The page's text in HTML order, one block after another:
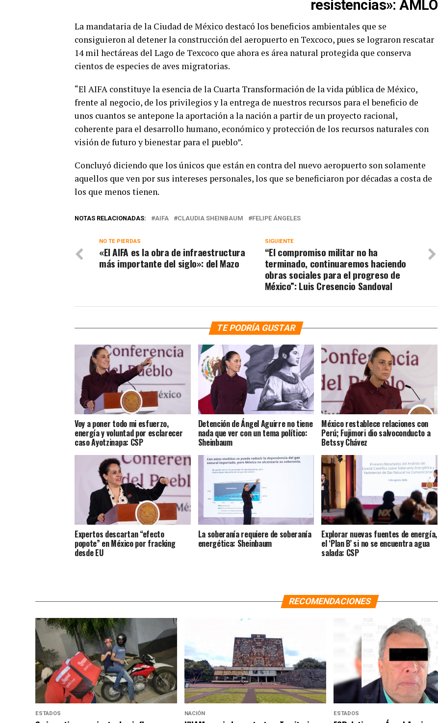
resistencias»: AMLO
La mandataria de la Ciudad de México destacó los beneficios ambientales que se
consiguieron al detener la construcción del aeropuerto en Texcoco, pues se lograron rescatar
14 mil hectáreas del Lago de Texcoco que ahora es área natural protegida que conserva
cientos de especies de aves migratorias.
“El AIFA constituye la esencia de la Cuarta Transformación de la vida pública de México,
frente al negocio, de los privilegios y la entrega de nuestros recursos para el beneficio de
unos cuantos se antepone la aportación a la nación a partir de un proyecto racional,
coherente para el desarrollo humano, económico y protección de los recursos naturales con
visión de futuro y bienestar para el pueblo”.
Concluyó diciendo que los únicos que están en contra del nuevo aeropuerto son solamente
aquellos que ven por sus intereses personales, los que se beneficiaron por décadas a costa de
los que menos tienen.
NOTAS RELACIONADAS: AIFA CLAUDIA SHEINBAUM FELIPE ÁNGELES
SIGUIENTE
“El compromiso militar no ha
terminado, continuaremos haciendo
obras sociales para el progreso de
México”: Luis Cresencio Sandoval
NO TE PIERDAS
«El AIFA es la obra de infraestructura
más importante del siglo»: del Mazo
TE PODRÍA GUSTAR
Voy a poner todo mi esfuerzo,
energía y voluntad por esclarecer
caso Ayotzinapa: CSP
Detención de Ángel Aguirre no tiene
nada que ver con un tema político:
Sheinbaum
México restablece relaciones con
Perú; Fujimori dio salvoconducto a
Betssy Chávez
Expertos descartan “efecto
popote” en México por fracking
desde EU
La soberanía requiere de soberanía
energética: Sheinbaum
Explorar nuevas fuentes de energía,
el ‘Plan B’ si no se encuentra agua
salada: CSP
RECOMENDACIONES
ESTADOS NACIÓN ESTADOS